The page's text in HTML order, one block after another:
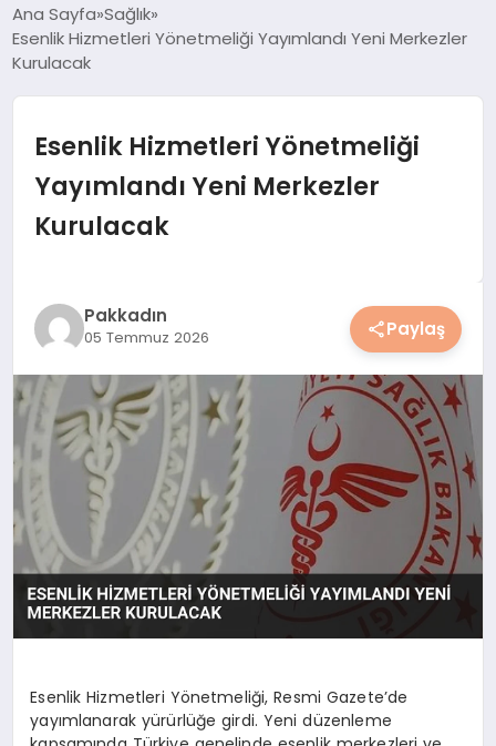
KADIN
SPOR & FITNESS
YEMEK
KIMDIR?
HESAPLAMALAR
Ana Sayfa Sağlık
Esenlik Hizmetleri Yönetmeliği Yayımlandı Yeni Merkezler
Kurulacak
Esenlik Hizmetleri Yönetmeliği
Yayımlandı Yeni Merkezler
Kurulacak
Pakkadın
05 Temmuz 2026 Paylaş
Esenlik Hizmetleri Yönetmeliği, Resmi Gazete’de
yayımlanarak yürürlüğe girdi. Yeni düzenleme